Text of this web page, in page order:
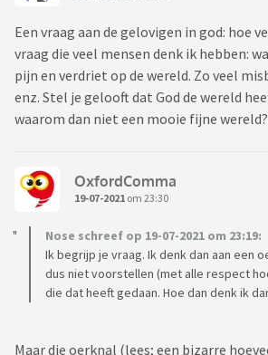
Een vraag aan de gelovigen in god: hoe
vraag die veel mensen denk ik hebben:
pijn en verdriet op de wereld. Zo veel
enz. Stel je gelooft dat God de wereld
waarom dan niet een mooie fijne wereld?
OxfordComma
19-07-2021 om 23:30
Nose schreef op 19-07-2021 om 23:19:
Ik begrijp je vraag. Ik denk dan aan een
dus niet voorstellen (met alle respect
die dat heeft gedaan. Hoe dan denk ik
Maar die oerknal (lees; een bizarre